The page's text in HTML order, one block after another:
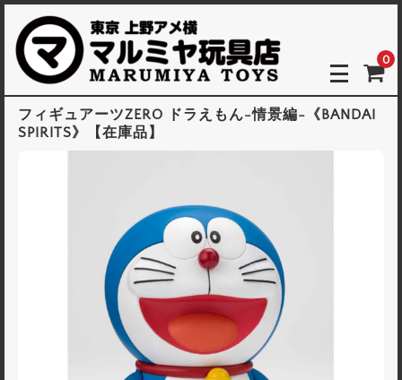
0
フィギュアーツZERO ドラえもん-情景編-《BANDAI
SPIRITS》【在庫品】